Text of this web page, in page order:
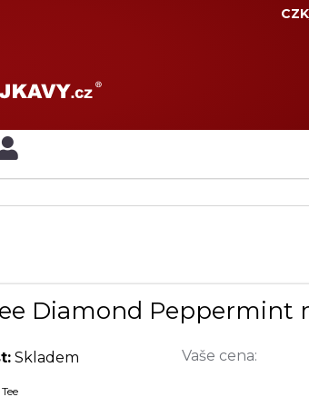
CZK
Diamond Peppermint
Skladem Vaše cena: